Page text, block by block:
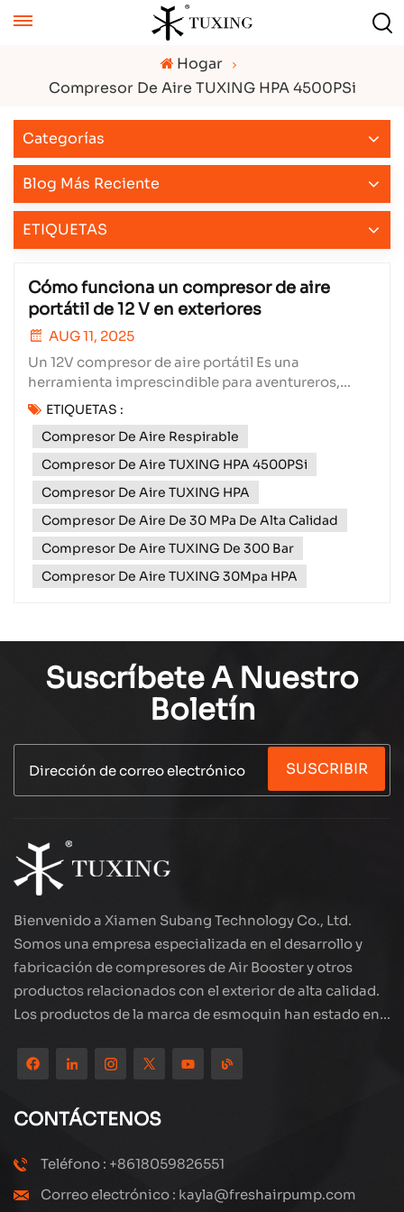
Hogar
Compresor De Aire TUXING HPA 4500PSi
Categorías
Blog Más Reciente
ETIQUETAS
Cómo funciona un compresor de aire
portátil de 12 V en exteriores
AUG 11, 2025
Un 12V compresor de aire portátil Es una
herramienta imprescindible para aventureros,
conductores y entusiastas de las actividades al aire
libre. Alimentado directamente por la batería de su
vehículo o una fuente de alimentación portátil,
proporciona presión de aire en movimiento para
emergencias, r...
ETIQUETAS :
Compresor De Aire Respirable
Compresor De Aire TUXING HPA 4500PSi
Compresor De Aire TUXING HPA
Compresor De Aire De 30 MPa De Alta Calidad
Compresor De Aire TUXING De 300 Bar
Compresor De Aire TUXING 30Mpa HPA
Suscríbete A Nuestro
Boletín
SUSCRIBIR
Bienvenido a Xiamen Subang Technology Co., Ltd.
Somos una empresa especializada en el desarrollo y
fabricación de compresores de Air Booster y otros
productos relacionados con el exterior de alta calidad.
Los productos de la marca de esmoquin han estado en
ubicada en el hermoso paisaje de la ciudad costera:
Xiamen, nuestros productos se exportan a más de 80
países y regiones, con una excelente calidad ha ganado
una amplia reputación internacional. Subang
Technology tiene un equipo de ventas profesional y un
estamos explorando y estudiando cómo actualizar
CONTÁCTENOS
Teléfono : +8618059826551
Correo electrónico : kayla@freshairpump.com